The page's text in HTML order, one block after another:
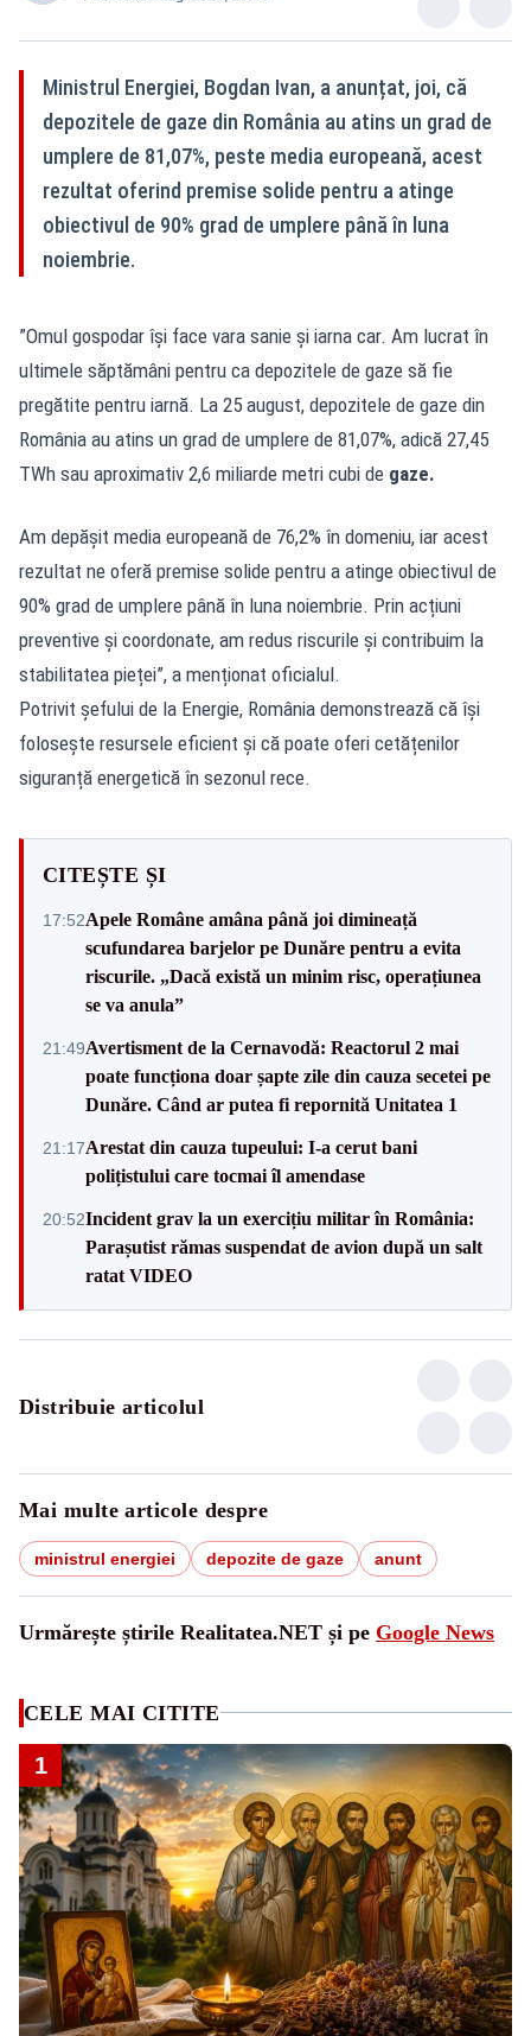
Ministrul Energiei, Bogdan Ivan, a anunțat, joi, că
depozitele de gaze din România au atins un grad de
umplere de 81,07%, peste media europeană, acest
rezultat oferind premise solide pentru a atinge
obiectivul de 90% grad de umplere până în luna
noiembrie.
”Omul gospodar își face vara sanie și iarna car. Am lucrat în
ultimele săptămâni pentru ca depozitele de gaze să fie
pregătite pentru iarnă. La 25 august, depozitele de gaze din
România au atins un grad de umplere de 81,07%, adică 27,45
TWh sau aproximativ 2,6 miliarde metri cubi de gaze.
Am depășit media europeană de 76,2% în domeniu, iar acest
rezultat ne oferă premise solide pentru a atinge obiectivul de
90% grad de umplere până în luna noiembrie. Prin acțiuni
preventive și coordonate, am redus riscurile și contribuim la
stabilitatea pieței”, a menționat oficialul.
Potrivit șefului de la Energie, România demonstrează că își
folosește resursele eficient și că poate oferi cetățenilor
siguranță energetică în sezonul rece.
CITEȘTE ȘI
17:52Apele Române amâna până joi dimineață
scufundarea barjelor pe Dunăre pentru a evita
riscurile. „Dacă există un minim risc, operațiunea
se va anula”
21:49Avertisment de la Cernavodă: Reactorul 2 mai
poate funcționa doar șapte zile din cauza secetei pe
Dunăre. Când ar putea fi repornită Unitatea 1
21:17Arestat din cauza tupeului: I-a cerut bani
polițistului care tocmai îl amendase
20:52Incident grav la un exercițiu militar în România:
Parașutist rămas suspendat de avion după un salt
ratat VIDEO
Distribuie articolul
Mai multe articole despre
ministrul energiei depozite de gaze anunt
Urmărește știrile Realitatea.NET și pe Google News
CELE MAI CITITE
1